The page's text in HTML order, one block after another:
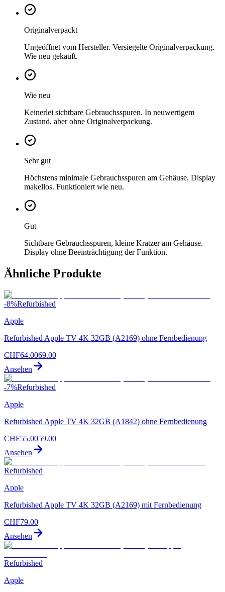
Originalverpackt
Ungeöffnet vom Hersteller. Versiegelte Originalverpackung.
Wie neu gekauft.
Wie neu
Keinerlei sichtbare Gebrauchsspuren. In neuwertigem
Zustand, aber ohne Originalverpackung.
Sehr gut
Höchstens minimale Gebrauchsspuren am Gehäuse, Display
makellos. Funktioniert wie neu.
Gut
Sichtbare Gebrauchsspuren, kleine Kratzer am Gehäuse.
Display ohne Beeinträchtigung der Funktion.
Ähnliche Produkte
-8%Refurbished
Apple
Refurbished Apple TV 4K 32GB (A2169) ohne Fernbedienung
CHF64.0069.00
Ansehen
-7%Refurbished
Apple
Refurbished Apple TV 4K 32GB (A1842) ohne Fernbedienung
CHF55.0059.00
Ansehen
Refurbished
Apple
Refurbished Apple TV 4K 32GB (A2169) mit Fernbedienung
CHF79.00
Ansehen
Refurbished
Apple